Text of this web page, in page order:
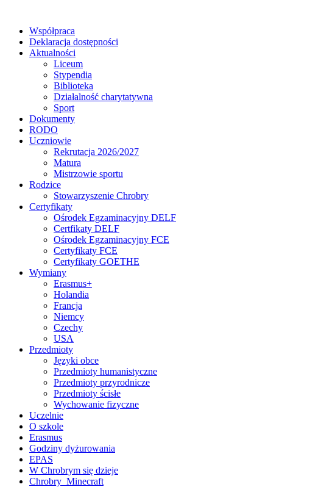
Współpraca
Deklaracja dostępności
Aktualności
Liceum
Stypendia
Biblioteka
Działalność charytatywna
Sport
Dokumenty
RODO
Uczniowie
Rekrutacja 2026/2027
Matura
Mistrzowie sportu
Rodzice
Stowarzyszenie Chrobry
Certyfikaty
Ośrodek Egzaminacyjny DELF
Certfikaty DELF
Ośrodek Egzaminacyjny FCE
Certyfikaty FCE
Certyfikaty GOETHE
Wymiany
Erasmus+
Holandia
Francja
Niemcy
Czechy
USA
Przedmioty
Języki obce
Przedmioty humanistyczne
Przedmioty przyrodnicze
Przedmioty ścisłe
Wychowanie fizyczne
Uczelnie
O szkole
Erasmus
Godziny dyżurowania
EPAS
W Chrobrym się dzieje
Chrobry_Minecraft